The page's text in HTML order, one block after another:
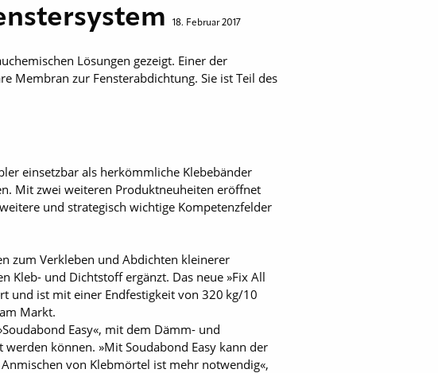
18. Februar 2017
Lösungen gezeigt. Einer der
Membran zur Fensterabdichtung. Sie ist Teil des
einsetzbar als herkömmliche Klebebänder
Mit zwei weiteren Produktneuheiten eröffnet
und strategisch wichtige Kompetenzfelder
zum Verkleben und Abdichten kleinerer
Kleb- und Dichtstoff ergänzt. Das neue »Fix All
und ist mit einer Endfestigkeit von 320 kg/10
Markt.
Easy«, mit dem Dämm- und
können. »Mit Soudabond Easy kann der
von Klebmörtel ist mehr notwendig«,